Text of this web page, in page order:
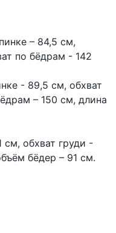
– 84,5 см,
по бёдрам - 142
- 89,5 см, обхват
– 150 см, длина
обхват груди -
бёдер – 91 см.